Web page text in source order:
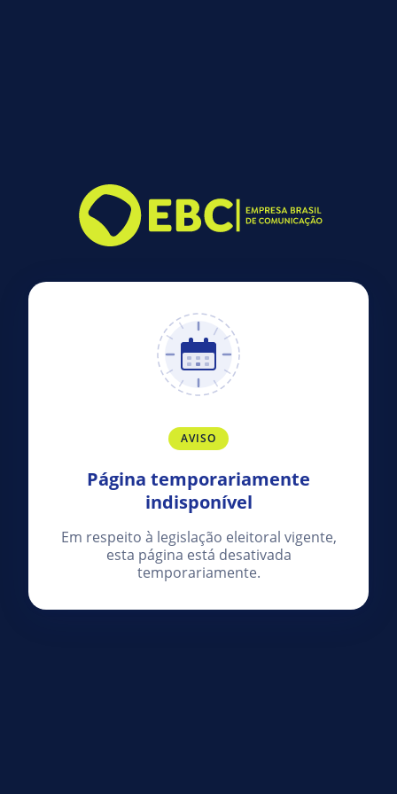
AVISO
Página temporariamente
indisponível
Em respeito à legislação eleitoral vigente,
esta página está desativada
temporariamente.